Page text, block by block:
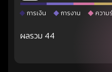
การเงิน การงาน ความ
ผลรวม 44